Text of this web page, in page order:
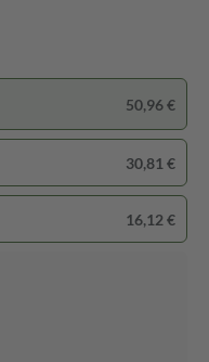
50,96 €
30,81 €
16,12 €